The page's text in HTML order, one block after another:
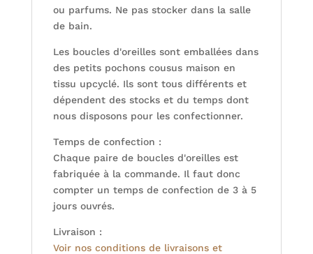
ou parfums. Ne pas stocker dans la salle
de bain.
Les boucles d'oreilles sont emballées dans
des petits pochons cousus maison en
tissu upcyclé. Ils sont tous différents et
dépendent des stocks et du temps dont
nous disposons pour les confectionner.
Temps de confection :
Chaque paire de boucles d'oreilles est
fabriquée à la commande. Il faut donc
compter un temps de confection de 3 à 5
jours ouvrés.
Livraison :
Voir nos conditions de livraisons et